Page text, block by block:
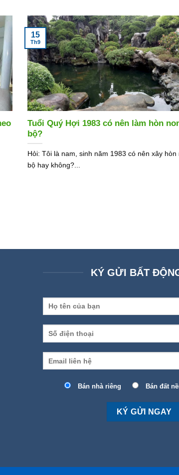
Tuổi Quý Hợi 1983 có nên làm hòn
bộ?
Hỏi: Tôi là nam, sinh năm 1983 có nên xây hòn
bộ hay không?...
15
Th9
KÝ GỬI BẤT
Bán nhà riêng Bán đất